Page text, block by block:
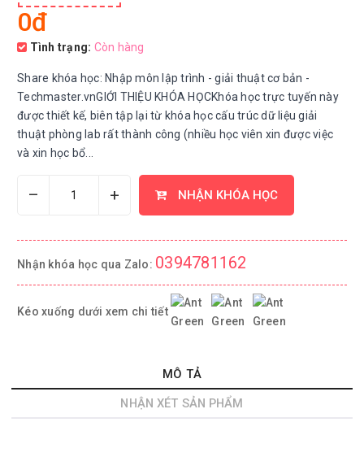
0đ
Tình trạng: Còn hàng
Share khóa học: Nhập môn lập trình - giải thuật cơ bản -
Techmaster.vnGIỚI THIỆU KHÓA HỌCKhóa học trực tuyến này
được thiết kế, biên tập lại từ khóa học cấu trúc dữ liệu giải
thuật phòng lab rất thành công (nhiều học viên xin được việc
và xin học bổ...
– + NHẬN KHÓA HỌC
Nhận khóa học qua Zalo: 0394781162
Kéo xuống dưới xem chi tiết
MÔ TẢ
NHẬN XÉT SẢN PHẨM